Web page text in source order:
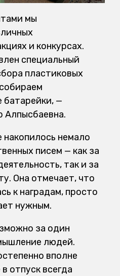
мы
и конкурсах.
специальный
пластиковых
батарейки, —
Алпысбаевна.
накопилось немало
писем — как за
так и за
Она отмечает, что
к наградам, просто
нужным.
за один
людей.
вполне
отпуск всегда